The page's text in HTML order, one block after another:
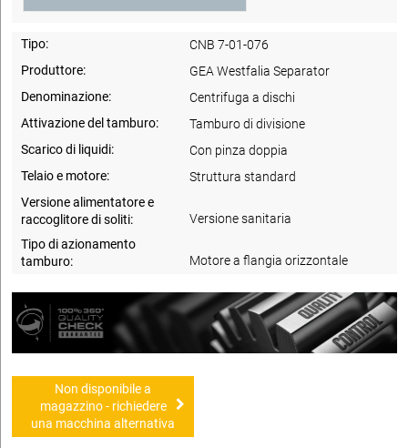
Tipo:
CNB 7-01-076
Produttore:
GEA Westfalia Separator
Denominazione:
Centrifuga a dischi
Attivazione del tamburo:
Tamburo di divisione
Scarico di liquidi:
Con pinza doppia
Telaio e motore:
Struttura standard
Versione alimentatore e
raccoglitore di soliti:
Versione sanitaria
Tipo di azionamento
tamburo:
Motore a flangia orizzontale
Non disponibile a
magazzino - richiedere
una macchina alternativa